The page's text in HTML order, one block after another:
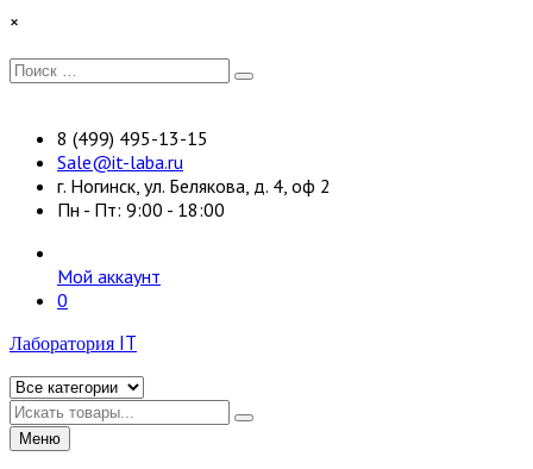
Перейти
содержимому
×
Искать:
Поиск
8 (499) 495-13-15
Sale@it-laba.ru
г. Ногинск, ул. Белякова, д. 4, оф 2
Пн - Пт: 9:00 - 18:00
Мой аккаунт
0
Лаборатория IT
Искать
Меню